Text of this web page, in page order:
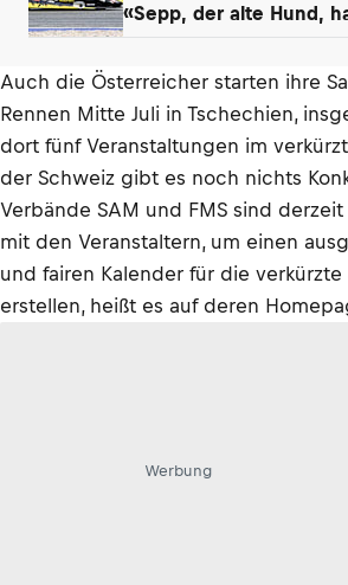
«Sepp, der alte Hund,
Auch die Österreicher starten ihre
Rennen Mitte Juli in Tschechien,
dort fünf Veranstaltungen im
der Schweiz gibt es noch nichts
Verbände SAM und FMS sind
mit den Veranstaltern, um einen
und fairen Kalender für die verkürzte
erstellen, heißt es auf deren
Werbung